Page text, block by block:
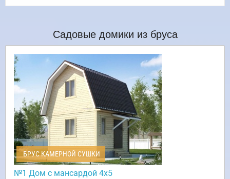
Садовые домики из бруса
БРУС КАМЕРНОЙ СУШКИ
№1 Дом с мансардой 4х5